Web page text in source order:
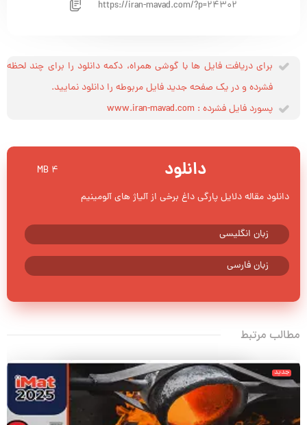
https://iran-mavad.com/?p=24302
برای دریافت فایل ها با گوشی همراه، دکمه دانلود را برای چند لحظه
فشرده و در یک صفحه جدید فایل مربوطه را دانلود نمایید.
پسورد فایل فشرده : www.iran-mavad.com
دانلود
دانلود مقاله دلایل پارگی داغ برخی از آلیاژ های آلومینیم
4 MB
زبان انگلیسی
زبان فارسی
مطالب مرتبط
جدید